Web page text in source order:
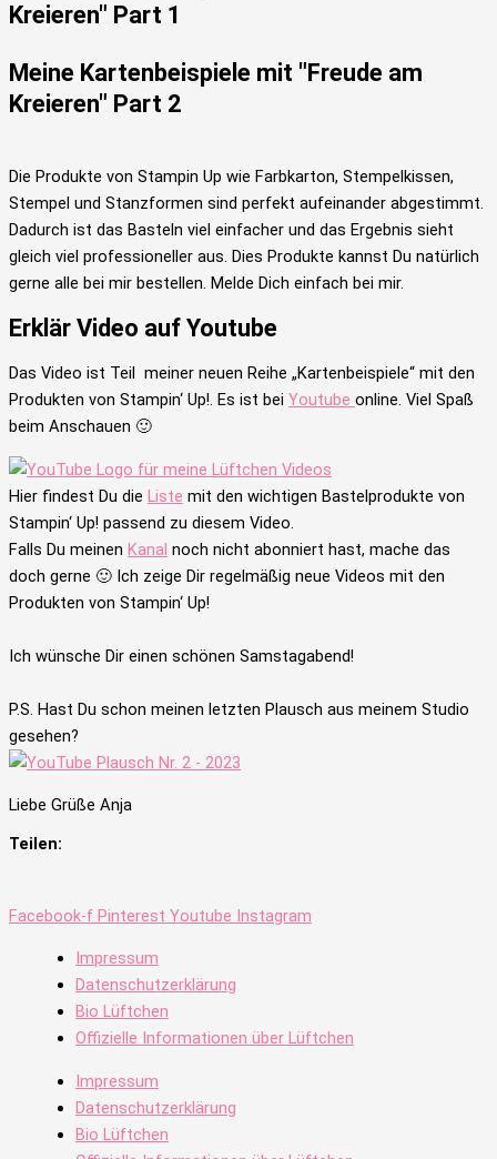
Kreieren" Part 1
Meine Kartenbeispiele mit "Freude am
Kreieren" Part 2
Die Produkte von Stampin Up wie Farbkarton, Stempelkissen,
Stempel und Stanzformen sind perfekt aufeinander abgestimmt.
Dadurch ist das Basteln viel einfacher und das Ergebnis sieht
gleich viel professioneller aus. Dies Produkte kannst Du natürlich
gerne alle bei mir bestellen. Melde Dich einfach bei mir.
Erklär Video auf Youtube
Das Video ist Teil meiner neuen Reihe „Kartenbeispiele“ mit den
Produkten von Stampin‘ Up!. Es ist bei Youtube online. Viel Spaß
beim Anschauen 🙂
Hier findest Du die Liste mit den wichtigen Bastelprodukte von
Stampin‘ Up! passend zu diesem Video.
Falls Du meinen Kanal noch nicht abonniert hast, mache das
doch gerne 🙂 Ich zeige Dir regelmäßig neue Videos mit den
Produkten von Stampin‘ Up!
Ich wünsche Dir einen schönen Samstagabend!
P.S. Hast Du schon meinen letzten Plausch aus meinem Studio
gesehen?
Liebe Grüße Anja
Teilen:
Facebook-f Pinterest Youtube Instagram
Impressum
Datenschutzerklärung
Bio Lüftchen
Offizielle Informationen über Lüftchen
Impressum
Datenschutzerklärung
Bio Lüftchen